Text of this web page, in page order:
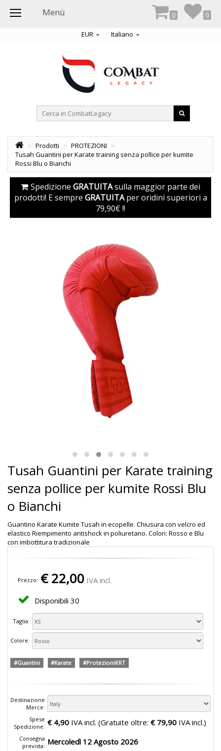
EUR Italiano
0 0
Menù
> Prodotti > PROTEZIONI >
Tusah Guantini per Karate training senza pollice per kumite
Rossi Blu o Bianchi
Spedizione GRATUITAsulla maggior parte dei
prodotti! E sempre GRATUITAper oridini superiori a
79,90€ !!
Tusah Guantini per Karate training
senza pollice per kumite Rossi Blu
o Bianchi
Guantino Karate Kumite Tusah in ecopelle. Chiusura con velcro ed
elastico Riempimento antishock in poliuretano. Colori: Rosso e Blu
con imbottitura tradizionale
Prezzo: €22,00 IVA incl.
Disponibili 30
Taglia:
Colore:
#Guantini #Karate #ProtezioniKRT
Destinazione
Merce:
Spese
Spedizione: € 4,90 IVA incl. (Gratuite oltre: € 79,90 IVA incl.)
Consegna
prevista: Mercoledì 12 Agosto 2026